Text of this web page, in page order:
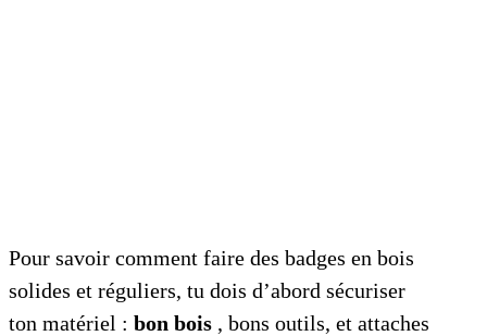
Pour savoir comment faire des badges en bois
solides et réguliers, tu dois d’abord sécuriser
ton matériel : bon bois , bons outils, et attaches